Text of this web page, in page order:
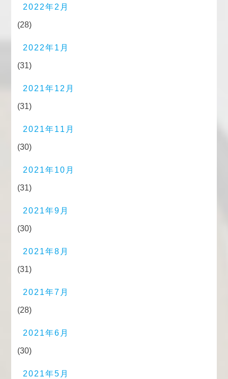
2022年2月
(28)
2022年1月
(31)
2021年12月
(31)
2021年11月
(30)
2021年10月
(31)
2021年9月
(30)
2021年8月
(31)
2021年7月
(28)
2021年6月
(30)
2021年5月